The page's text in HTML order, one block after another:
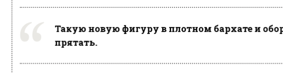
Такую новую фигуру в плотном бархате и
прятать.